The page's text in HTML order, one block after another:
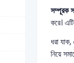
সম্পূরক
করে।
ধরা
নিয়ে